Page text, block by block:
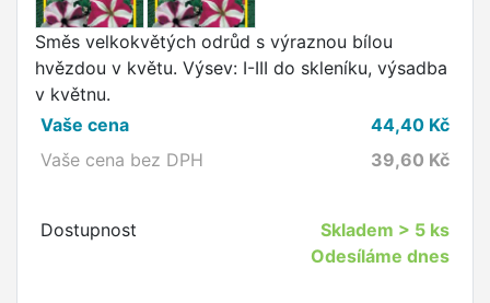
Směs velkokvětých odrůd s výraznou bílou
hvězdou v květu. Výsev: I-III do skleníku, výsadba
v květnu.
Vaše cena
44,40 Kč
Vaše cena bez DPH
39,60 Kč
Dostupnost Skladem > 5 ks
Odesíláme dnes